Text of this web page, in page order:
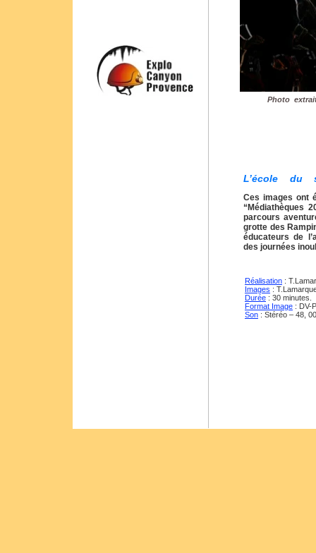
Photo
L’école du
Ces images ont
“Médiathèques
parcours
grotte des
éducateurs de
des journées
Réalisation :
Images :
Durée : 30 minutes.
Format Image : DV-
Son : Stéréo – 48,